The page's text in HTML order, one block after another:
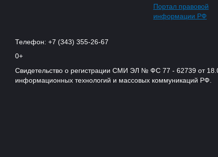
Портал правовой
информации РФ
Телефон: +7 (343) 355-26-67
0+
Свидетельство о регистрации СМИ ЭЛ № ФС 77 - 62739 от
информационных технологий и массовых коммуникаций РФ.